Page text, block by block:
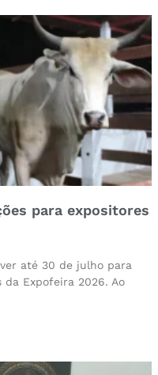
para expositores
até 30 de julho para
Expofeira 2026. Ao